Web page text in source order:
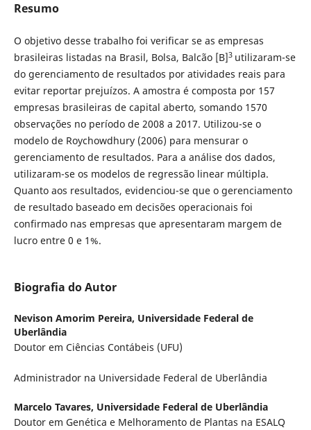
Resumo
O objetivo desse trabalho foi verificar se as empresas
brasileiras listadas na Brasil, Bolsa, Balcão [B]3 utilizaram-se
do gerenciamento de resultados por atividades reais para
evitar reportar prejuízos. A amostra é composta por 157
empresas brasileiras de capital aberto, somando 1570
observações no período de 2008 a 2017. Utilizou-se o
modelo de Roychowdhury (2006) para mensurar o
gerenciamento de resultados. Para a análise dos dados,
utilizaram-se os modelos de regressão linear múltipla.
Quanto aos resultados, evidenciou-se que o gerenciamento
de resultado baseado em decisões operacionais foi
confirmado nas empresas que apresentaram margem de
lucro entre 0 e 1%.
Biografia do Autor
Nevison Amorim Pereira, Universidade Federal de
Uberlândia
Doutor em Ciências Contábeis (UFU)
Administrador na Universidade Federal de Uberlândia
Marcelo Tavares, Universidade Federal de Uberlândia
Doutor em Genética e Melhoramento de Plantas na ESALQ